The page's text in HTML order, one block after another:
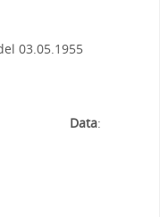
03.05.1955
Data: